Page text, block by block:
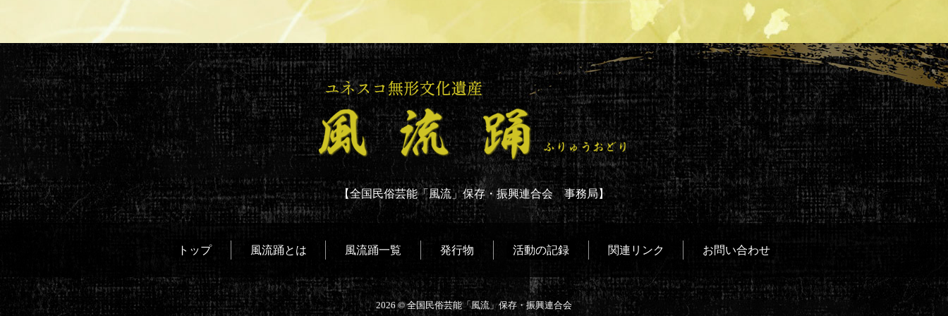
【全国民俗芸能「風流」保存・振興連合会 事務局】
トップ 風流踊とは 風流踊一覧 発行物 活動の記録 関連リンク お問い合わせ
2026 ©全国民俗芸能「風流」保存・振興連合会